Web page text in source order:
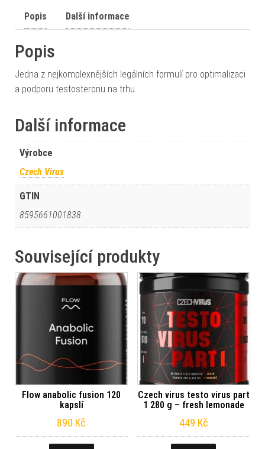
Popis Další informace
Popis
Jedna z nejkomplexnějších legálních formulí pro optimalizaci
a podporu testosteronu na trhu.
Další informace
Výrobce
Czech Virus
GTIN
8595661001838
Související produkty
Flow anabolic fusion 120
kapslí
890 Kč
Czech virus testo virus part
1 280 g – fresh lemonade
449 Kč